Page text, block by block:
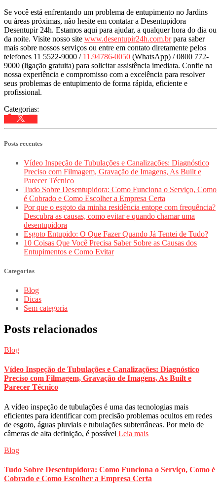
Se você está enfrentando um problema de entupimento no Jardins
ou áreas próximas, não hesite em contatar a Desentupidora
Desentupir 24h. Estamos aqui para ajudar, a qualquer hora do dia ou
da noite. Visite nosso site www.desentupir24h.com.brpara saber
mais sobre nossos serviços ou entre em contato diretamente pelos
telefones 11 5522-9000 / 11.94786-0050 (WhatsApp) / 0800 772-
9000 (ligação gratuita) para solicitar assistência imediata. Confie na
nossa experiência e compromisso com a excelência para resolver
seus problemas de entupimento de forma rápida, eficiente e
profissional.
Categorias:
Posts recentes
Vídeo Inspeção de Tubulações e Canalizações: Diagnóstico
Preciso com Filmagem, Gravação de Imagens, As Built e
Parecer Técnico
Tudo Sobre Desentupidora: Como Funciona o Serviço, Como
é Cobrado e Como Escolher a Empresa Certa
Por que o esgoto da minha residência entope com frequência?
Descubra as causas, como evitar e quando chamar uma
desentupidora
Esgoto Entupido: O Que Fazer Quando Já Tentei de Tudo?
10 Coisas Que Você Precisa Saber Sobre as Causas dos
Entupimentos e Como Evitar
Categorias
Blog
Dicas
Sem categoria
Posts relacionados
Blog
Vídeo Inspeção de Tubulações e Canalizações: Diagnóstico
Preciso com Filmagem, Gravação de Imagens, As Built e
Parecer Técnico
A vídeo inspeção de tubulações é uma das tecnologias mais
eficientes para identificar com precisão problemas ocultos em redes
de esgoto, águas pluviais e tubulações subterrâneas. Por meio de
câmeras de alta definição, é possível Leia mais
Blog
Tudo Sobre Desentupidora: Como Funciona o Serviço, Como é
Cobrado e Como Escolher a Empresa Certa